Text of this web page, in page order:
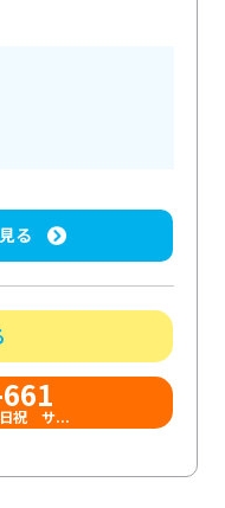
る
祝 サ...